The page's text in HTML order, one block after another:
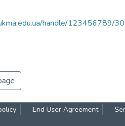
handle/123456789/
End User Agreement